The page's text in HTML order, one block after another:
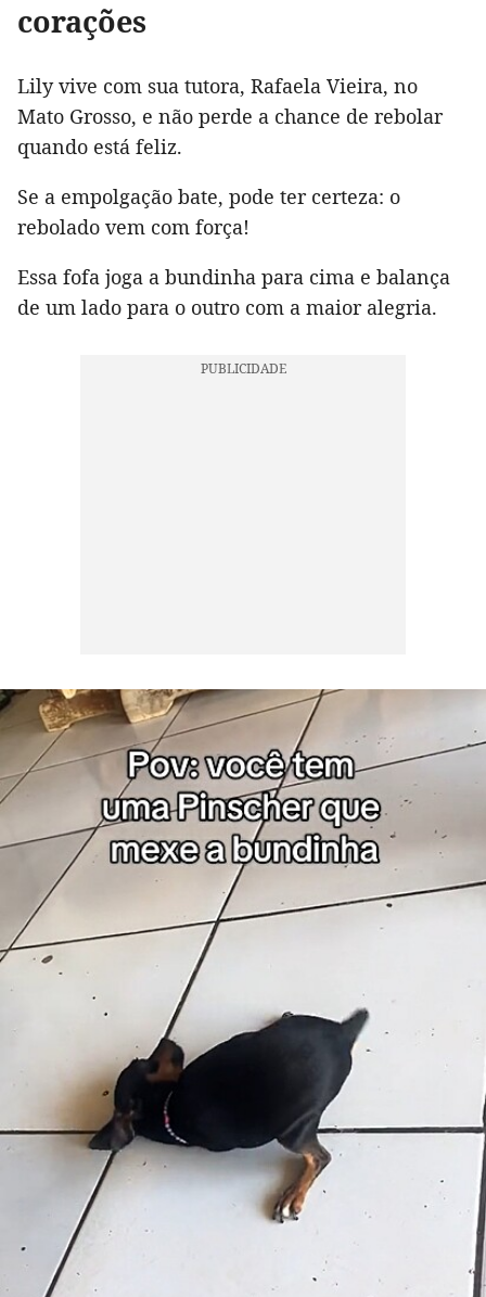
corações
Lily vive com sua tutora, Rafaela Vieira, no
Mato Grosso, e não perde a chance de rebolar
quando está feliz.
Se a empolgação bate, pode ter certeza: o
rebolado vem com força!
Essa fofa joga a bundinha para cima e balança
de um lado para o outro com a maior alegria.